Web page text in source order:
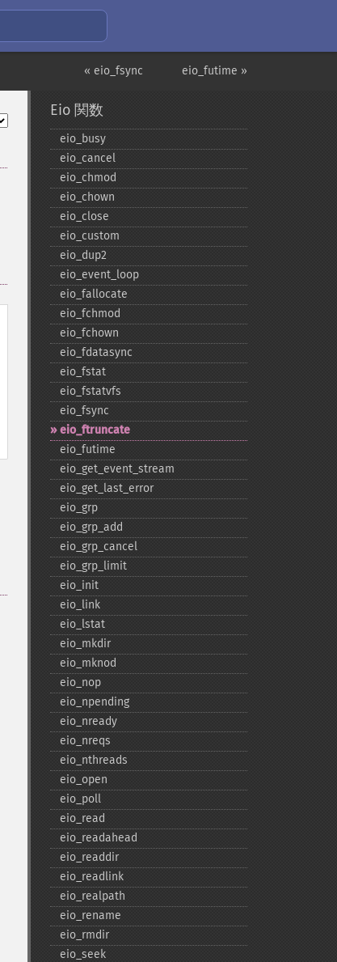
eio_futime »
« eio_fsync
Eio 関数
eio_​busy
eio_​cancel
eio_​chmod
eio_​chown
eio_​close
eio_​custom
eio_​dup2
eio_​event_​loop
eio_​fallocate
eio_​fchmod
eio_​fchown
eio_​fdatasync
eio_​fstat
eio_​fstatvfs
eio_​fsync
eio_​ftruncate
eio_​futime
eio_​get_​event_​stream
eio_​get_​last_​error
eio_​grp
eio_​grp_​add
eio_​grp_​cancel
eio_​grp_​limit
eio_​init
eio_​link
eio_​lstat
eio_​mkdir
eio_​mknod
eio_​nop
eio_​npending
eio_​nready
eio_​nreqs
eio_​nthreads
eio_​open
eio_​poll
eio_​read
eio_​readahead
eio_​readdir
eio_​readlink
eio_​realpath
eio_​rename
eio_​rmdir
eio_​seek